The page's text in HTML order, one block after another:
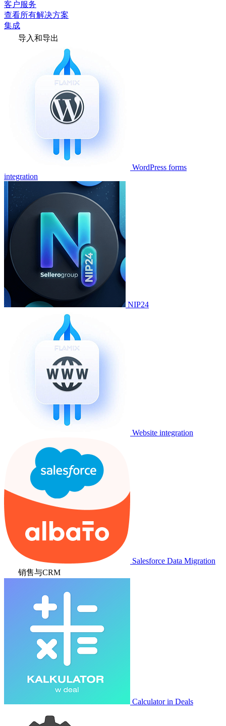
客户服务
查看所有解决方案
集成
导入和导出
WordPress forms
integration
NIP24
Website integration
Salesforce Data Migration
销售与CRM
Calculator in Deals